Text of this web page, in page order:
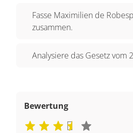
Fasse Maximilien de
zusammen.
Analysiere das Gesetz vom
Bewertung